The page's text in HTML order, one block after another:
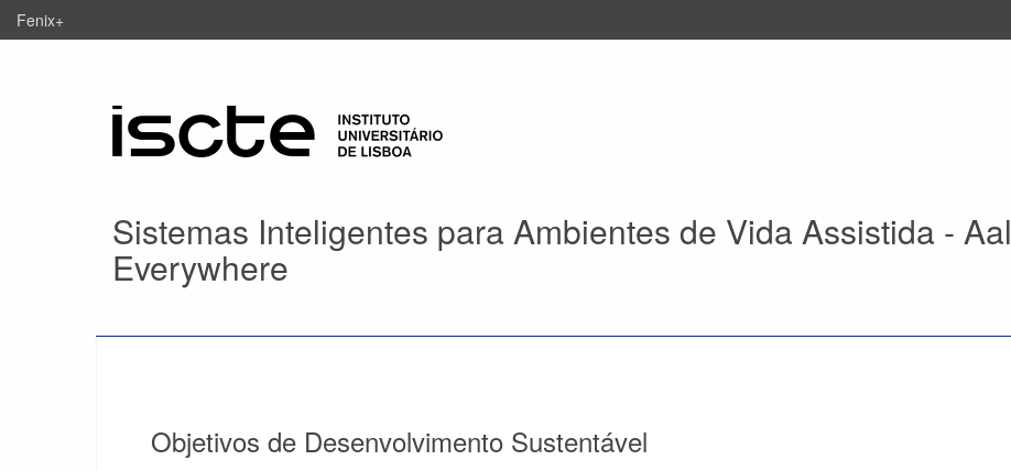
Fenix+
Sistemas Inteligentes para Ambientes de Vida Assistida - Aal
Everywhere
Objetivos de Desenvolvimento Sustentável